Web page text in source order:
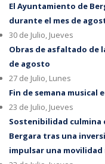
El Ayuntamiento de
durante el mes de
30 de Julio, Jueves
Obras de asfaltado de
de agosto
27 de Julio, Lunes
Fin de semana musical
23 de Julio, Jueves
Sostenibilidad
Bergara tras una
impulsar una